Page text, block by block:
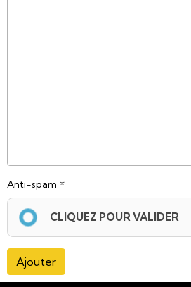
Anti-spam
CLIQUEZ POUR VALIDER
Ajouter